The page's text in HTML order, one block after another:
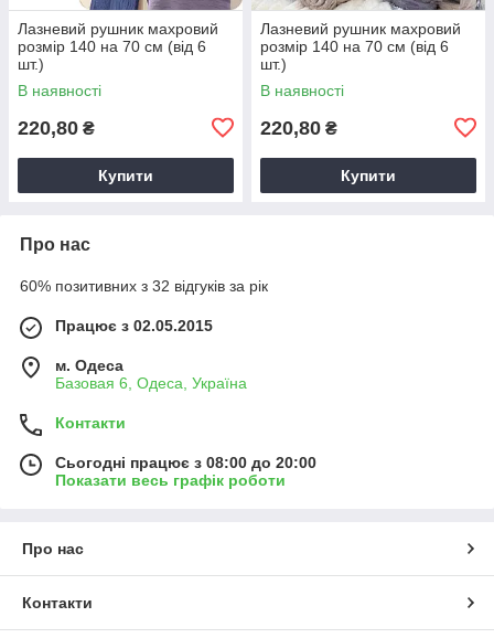
Лазневий рушник махровий
розмір 140 на 70 см (від 6
шт.)
В наявності
220,80 ₴
Купити
Лазневий рушник махровий
розмір 140 на 70 см (від 6
шт.)
В наявності
220,80 ₴
Купити
Про нас
60% позитивних з 32 відгуків за рік
Працює з 02.05.2015
м. Одеса
Базовая 6, Одеса, Україна
Контакти
Сьогодні працює з 08:00 до 20:00
Показати весь графік роботи
Про нас
Контакти